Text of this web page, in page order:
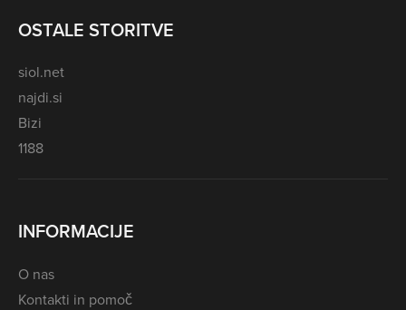
OSTALE STORITVE
siol.net
najdi.si
Bizi
1188
INFORMACIJE
O nas
Kontakti in pomoč